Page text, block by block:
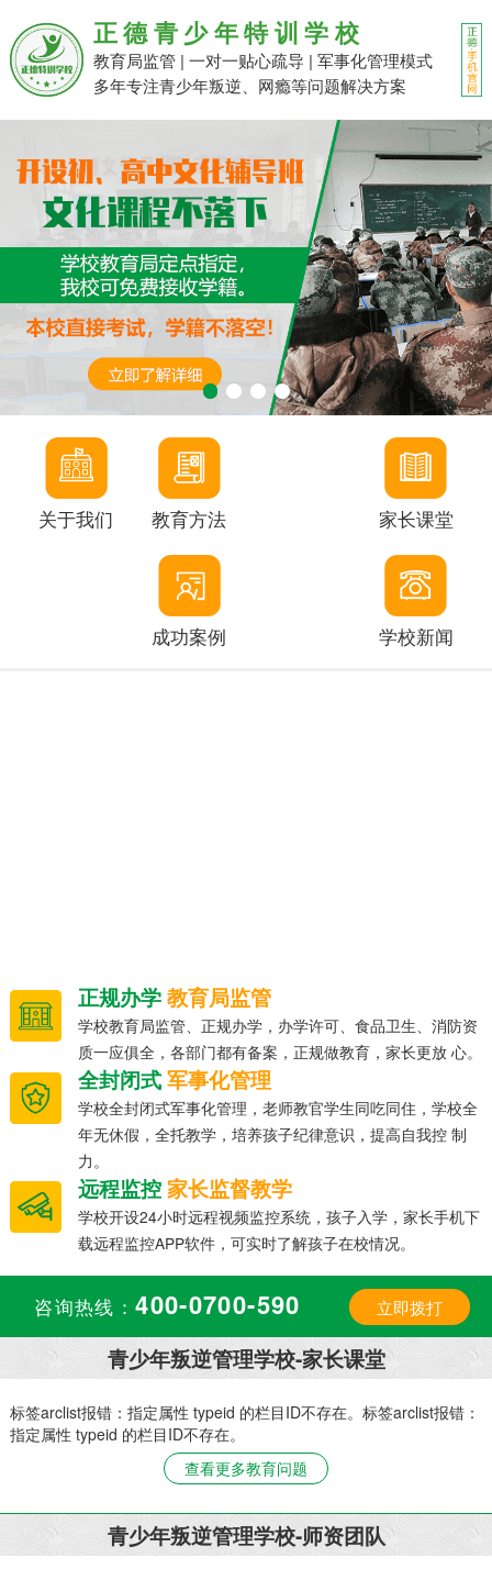
正德青少年特训学校
教育局监管 | 一对一贴心疏导 | 军事化管理模式
多年专注青少年叛逆、网瘾等问题解决方案
关于我们 教育方法 家长课堂
成功案例 学校新闻
正规办学教育局监管
学校教育局监管、正规办学，办学许可、食品卫生、消防资
质一应俱全，各部门都有备案，正规做教育，家长更放 心。
全封闭式军事化管理
学校全封闭式军事化管理，老师教官学生同吃同住，学校全
年无休假，全托教学，培养孩子纪律意识，提高自我控 制
力。
远程监控家长监督教学
学校开设24小时远程视频监控系统，孩子入学，家长手机下
载远程监控APP软件，可实时了解孩子在校情况。
咨询热线：400-0700-590 立即拨打
青少年叛逆管理学校-家长课堂
标签arclist报错：指定属性 typeid 的栏目ID不存在。标签arclist报错：
指定属性 typeid 的栏目ID不存在。
查看更多教育问题
青少年叛逆管理学校-师资团队